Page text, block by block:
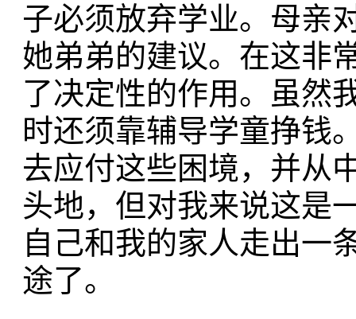
子必须放弃学业。 母亲
她弟弟的建议。在这非
了决定性的作用。虽然
时还须靠辅导学童挣钱
去应付这些困境，并从
头地，但对我来说这是
自己和我的家人走出一
途了。